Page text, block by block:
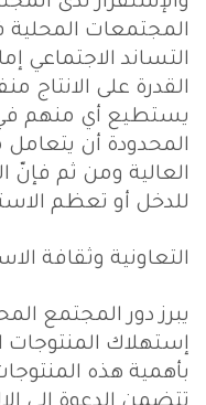
المجتمعات
التساند الاجتماعي
القدرة على الانتاج
يستطيع أي منهم في
المحدودة أن
العالية ومن ثم فإنّ
للدخل أو تعظم
التعاونية وثقافة
يبرز دور المجتمع
إستهلاك المنتوجات
بأهمية هذه